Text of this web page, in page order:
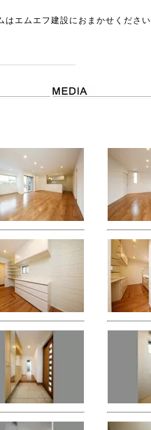
はエムエフ建設におまかせください